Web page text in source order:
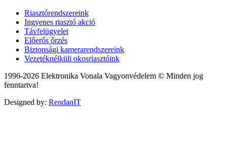
Riasztórendszereink
Ingyenes riasztó akció
Távfelügyelet
Előerős őrzés
Biztonsági kamerarendszereink
Vezetéknélküli okosriasztóink
1996-2026 Elektronika Vonala Vagyonvédelem © Minden jog
fenntartva!
Designed by: RendanIT